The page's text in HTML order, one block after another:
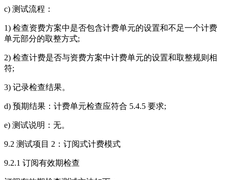
c) 测试流程：
1) 检查资费方案中是否包含计费单元的设置和不足一个计费
单元部分的取整方式;
2) 检查计费是否与资费方案中计费单元的设置和取整规则相
符;
3) 记录检查结果。
d) 预期结果：计费单元检查应符合 5.4.5 要求;
e) 测试说明：无。
9.2 测试项目 2：订阅式计费模式
9.2.1 订阅有效期检查